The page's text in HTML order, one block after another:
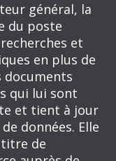
général, la
du poste
et
en plus de
qui lui sont
et tient à jour
données. Elle
de